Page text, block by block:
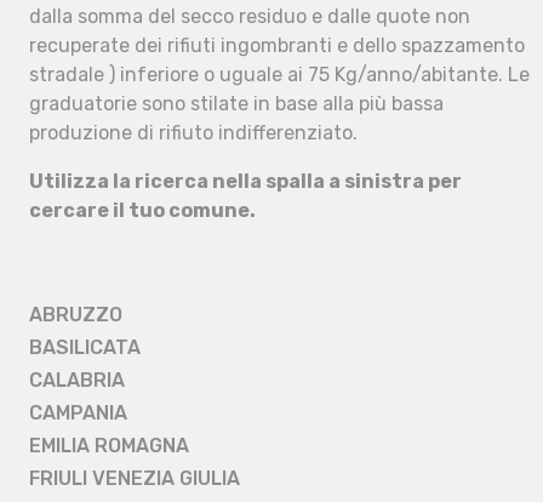
dalla somma del secco residuo e dalle quote non
recuperate dei rifiuti ingombranti e dello spazzamento
stradale ) inferiore o uguale ai 75 Kg/anno/abitante. Le
graduatorie sono stilate in base alla più bassa
produzione di rifiuto indifferenziato.
Utilizza la ricerca nella spalla a sinistra per
cercare il tuo comune.
ABRUZZO
BASILICATA
CALABRIA
CAMPANIA
EMILIA ROMAGNA
FRIULI VENEZIA GIULIA